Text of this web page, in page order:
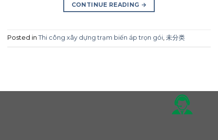
CONTINUE READING →
Posted in Thi công xây dựng trạm biến áp trọn gói, 未分类